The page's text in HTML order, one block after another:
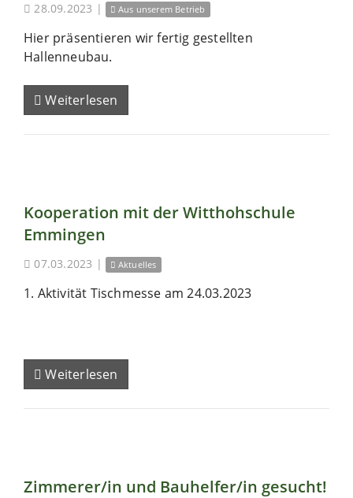
28.09.2023 | Aus unserem Betrieb
Hier präsentieren wir fertig gestellten
Hallenneubau.
Weiterlesen
Kooperation mit der Witthohschule
Emmingen
07.03.2023 | Aktuelles
1. Aktivität Tischmesse am 24.03.2023
Weiterlesen
Zimmerer/in und Bauhelfer/in gesucht!